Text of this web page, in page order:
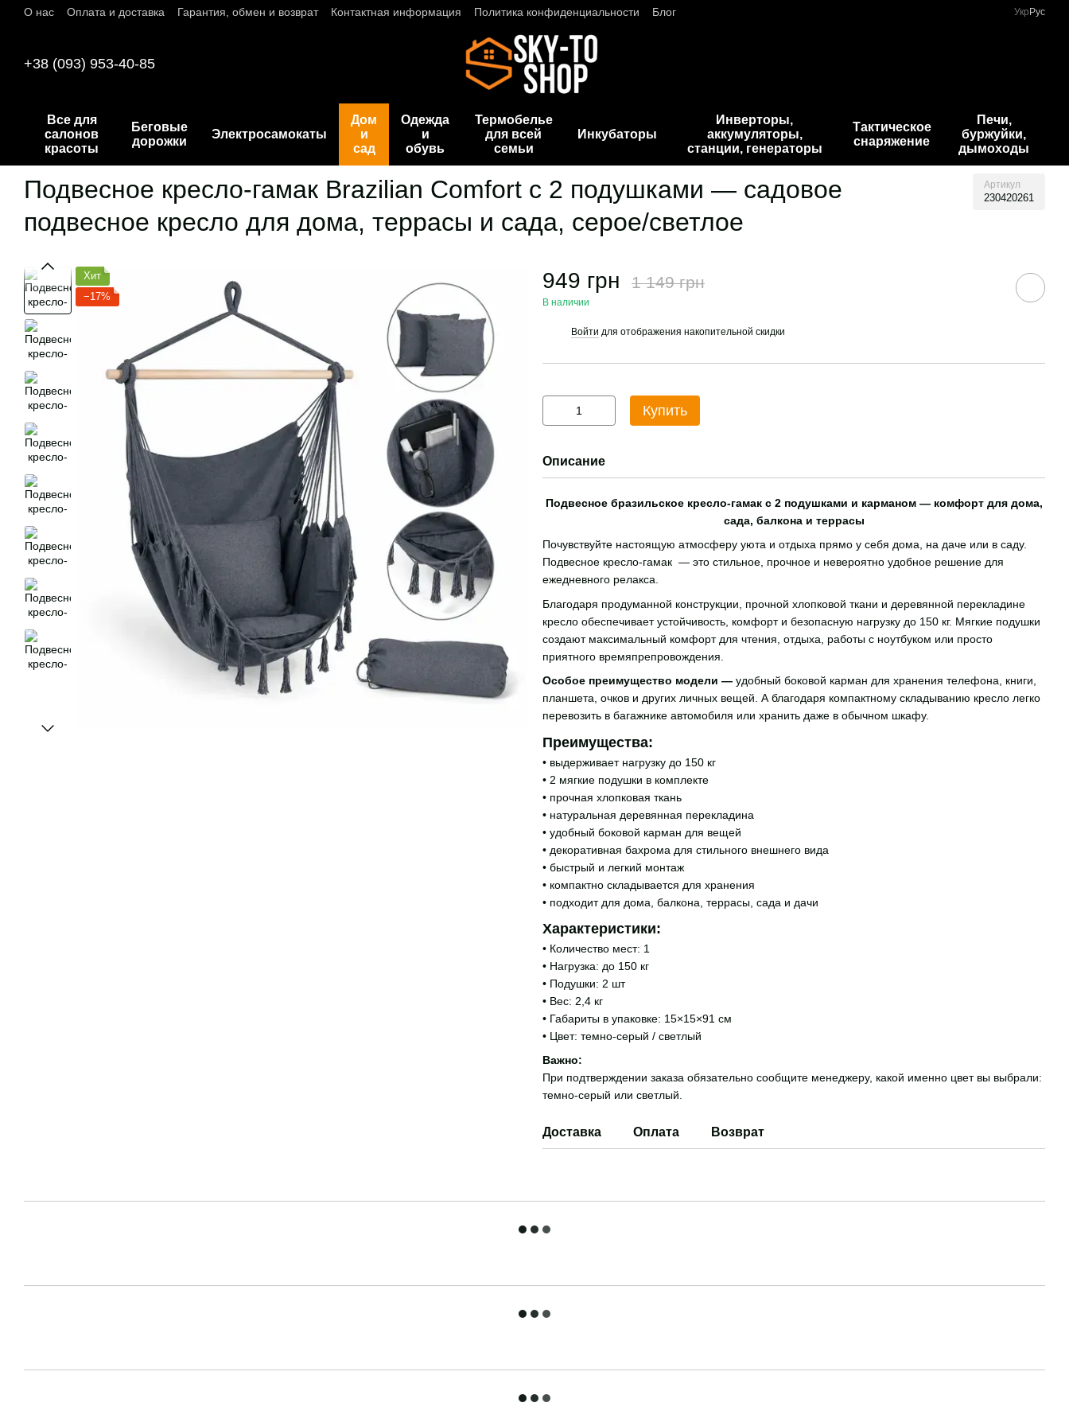
Перейти к основному контенту
О нас Оплата и доставка Гарантия, обмен и возврат Контактная информация Политика конфиденциальности Блог Укр Рус
+38 (093) 953-40-85
Все для
салонов
красоты
Беговые
дорожки
Электросамокаты
Дом
и
сад
Одежда
и
обувь
Термобелье
для всей
семьи
Инкубаторы
Инверторы,
аккумуляторы,
станции, генераторы
Тактическое
снаряжение
Печи,
буржуйки,
дымоходы
Подвесное кресло-гамак Brazilian Comfort с 2 подушками — садовое
подвесное кресло для дома, террасы и сада, серое/светлое
Артикул
230420261
Хит
−17%
949 грн 1 149 грн
В наличии
Войти для отображения накопительной скидки
Купить
Описание
Подвесное бразильское кресло-гамак с 2 подушками и карманом — комфорт для дома,
сада, балкона и террасы
Почувствуйте настоящую атмосферу уюта и отдыха прямо у себя дома, на даче или в саду.
Подвесное кресло-гамак — это стильное, прочное и невероятно удобное решение для
ежедневного релакса.
Благодаря продуманной конструкции, прочной хлопковой ткани и деревянной перекладине
кресло обеспечивает устойчивость, комфорт и безопасную нагрузку до 150 кг. Мягкие подушки
создают максимальный комфорт для чтения, отдыха, работы с ноутбуком или просто
приятного времяпрепровождения.
Особое преимущество модели — удобный боковой карман для хранения телефона, книги,
планшета, очков и других личных вещей. А благодаря компактному складыванию кресло легко
перевозить в багажнике автомобиля или хранить даже в обычном шкафу.
Преимущества:
• выдерживает нагрузку до 150 кг
• 2 мягкие подушки в комплекте
• прочная хлопковая ткань
• натуральная деревянная перекладина
• удобный боковой карман для вещей
• декоративная бахрома для стильного внешнего вида
• быстрый и легкий монтаж
• компактно складывается для хранения
• подходит для дома, балкона, террасы, сада и дачи
Характеристики:
• Количество мест: 1
• Нагрузка: до 150 кг
• Подушки: 2 шт
• Вес: 2,4 кг
• Габариты в упаковке: 15×15×91 см
• Цвет: темно-серый / светлый
Важно:
При подтверждении заказа обязательно сообщите менеджеру, какой именно цвет вы выбрали:
темно-серый или светлый.
Доставка Оплата Возврат